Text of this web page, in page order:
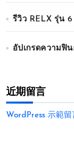
รีวิว RELX รุ่น
อัปเกรดความฟิ
近期留言
WordPress 示範留